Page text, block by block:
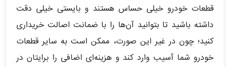
قطعات خودرو خیلی حساس هستند و بایستی خیلی دقت
داشته باشید تا بتوانید آن‌ها را با ضمانت اصالت خریداری
کنید؛ چون در غیر این صورت، ممکن است به سایر قطعات
خودرو شما آسیب وارد کند و هزینه‌ای اضافی را برایتان در